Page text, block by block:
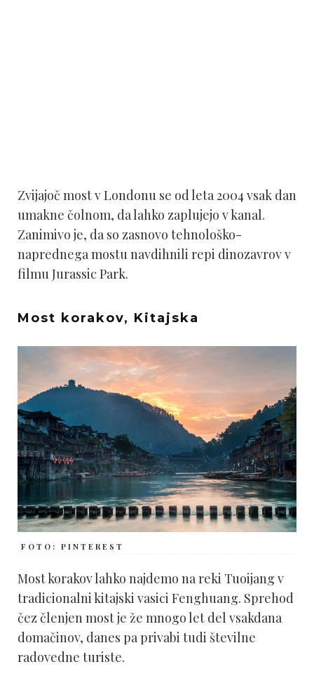
Zvijajoč most v Londonu se od leta 2004 vsak dan
umakne čolnom, da lahko zaplujejo v kanal.
Zanimivo je, da so zasnovo tehnološko-
naprednega mostu navdihnili repi dinozavrov v
filmu Jurassic Park.
Most korakov, Kitajska
FOTO: PINTEREST
Most korakov lahko najdemo na reki Tuoijang v
tradicionalni kitajski vasici Fenghuang. Sprehod
čez členjen most je že mnogo let del vsakdana
domačinov, danes pa privabi tudi številne
radovedne turiste.